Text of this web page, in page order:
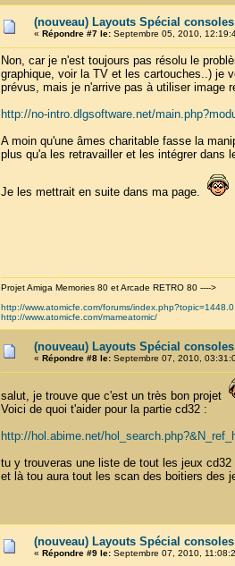
(nouveau) Layouts Spécial
« Répondre #7 le:Septembre 05, 2010,
Non, car je n'est toujours pas résolu le
graphique, voir la TV et les cartouches..) je
prévus, mais je n'arrive pas à utiliser image
http://no-intro.dlgsoftware.net/
A moin qu'une âmes charitable fasse la
plus qu'a les retravailler et les intégrer dans
Je les mettrait en suite dans ma page.
Projet Amiga Memories 80 et Arcade RETRO 80 ---->
http://www.atomicfe.com/forums/index.php?topic=1448.0
http://www.atomicfe.com/mameatomic/
(nouveau) Layouts Spécial
« Répondre #8 le:Septembre 07, 2010,
salut, je trouve que c'est un très bon projet
Voici de quoi t'aider pour la partie cd32 :
http://hol.abime.net/
tu y trouveras une liste de tout les jeux
et là tou aura tout les scan des boitiers des
(nouveau) Layouts Spécial
« Répondre #9 le:Septembre 07, 2010,